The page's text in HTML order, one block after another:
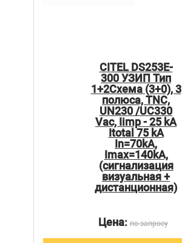
CITEL DS253E-
300 УЗИП Тип
1+2Схема (3+0), 3
полюса, TNC,
UN230 /UC330
Vac, Iimp - 25 kA
Itotal 75 kA
In=70kA,
Imax=140kA,
(сигнализация
визуальная +
дистанционная)
Цена:по запросу